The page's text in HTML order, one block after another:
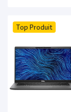
Top Produit